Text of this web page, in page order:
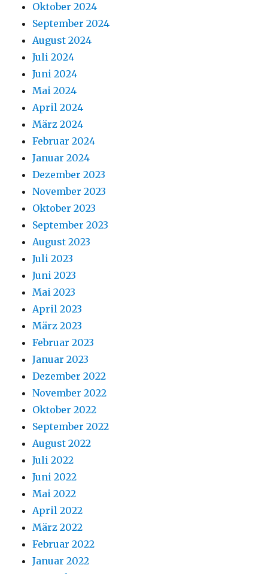
Oktober 2024
September 2024
August 2024
Juli 2024
Juni 2024
Mai 2024
April 2024
März 2024
Februar 2024
Januar 2024
Dezember 2023
November 2023
Oktober 2023
September 2023
August 2023
Juli 2023
Juni 2023
Mai 2023
April 2023
März 2023
Februar 2023
Januar 2023
Dezember 2022
November 2022
Oktober 2022
September 2022
August 2022
Juli 2022
Juni 2022
Mai 2022
April 2022
März 2022
Februar 2022
Januar 2022